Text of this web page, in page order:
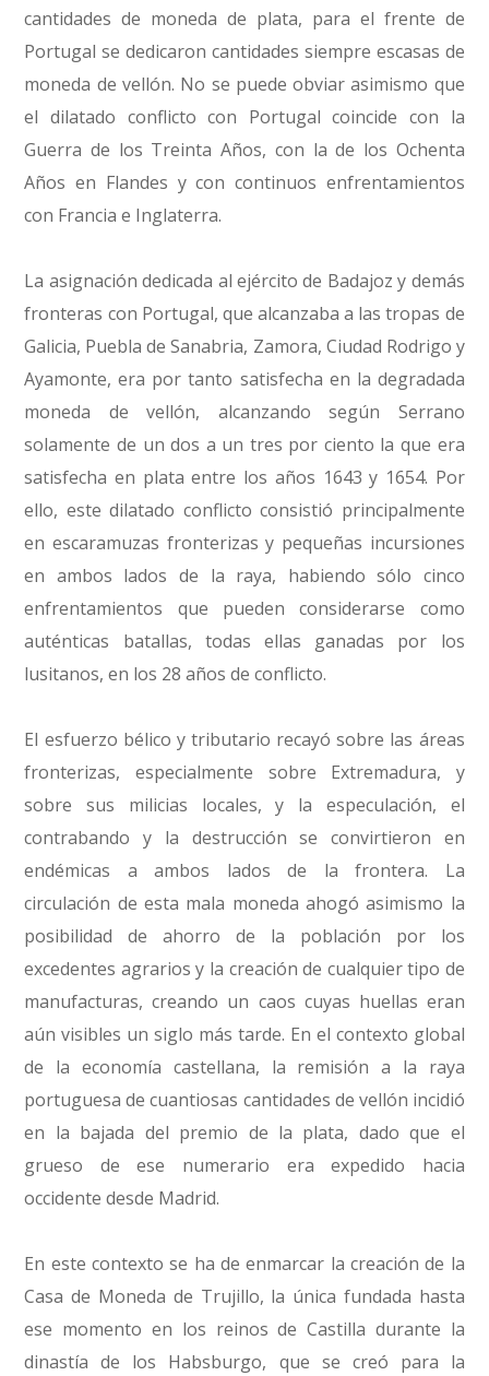
cantidades de moneda de plata, para el frente de
Portugal se dedicaron cantidades siempre escasas de
moneda de vellón. No se puede obviar asimismo que
el dilatado conflicto con Portugal coincide con la
Guerra de los Treinta Años, con la de los Ochenta
Años en Flandes y con continuos enfrentamientos
con Francia e Inglaterra.
La asignación dedicada al ejército de Badajoz y demás
fronteras con Portugal, que alcanzaba a las tropas de
Galicia, Puebla de Sanabria, Zamora, Ciudad Rodrigo y
Ayamonte, era por tanto satisfecha en la degradada
moneda de vellón, alcanzando según Serrano
solamente de un dos a un tres por ciento la que era
satisfecha en plata entre los años 1643 y 1654. Por
ello, este dilatado conflicto consistió principalmente
en escaramuzas fronterizas y pequeñas incursiones
en ambos lados de la raya, habiendo sólo cinco
enfrentamientos que pueden considerarse como
auténticas batallas, todas ellas ganadas por los
lusitanos, en los 28 años de conflicto.
El esfuerzo bélico y tributario recayó sobre las áreas
fronterizas, especialmente sobre Extremadura, y
sobre sus milicias locales, y la especulación, el
contrabando y la destrucción se convirtieron en
endémicas a ambos lados de la frontera. La
circulación de esta mala moneda ahogó asimismo la
posibilidad de ahorro de la población por los
excedentes agrarios y la creación de cualquier tipo de
manufacturas, creando un caos cuyas huellas eran
aún visibles un siglo más tarde. En el contexto global
de la economía castellana, la remisión a la raya
portuguesa de cuantiosas cantidades de vellón incidió
en la bajada del premio de la plata, dado que el
grueso de ese numerario era expedido hacia
occidente desde Madrid.
En este contexto se ha de enmarcar la creación de la
Casa de Moneda de Trujillo, la única fundada hasta
ese momento en los reinos de Castilla durante la
dinastía de los Habsburgo, que se creó para la